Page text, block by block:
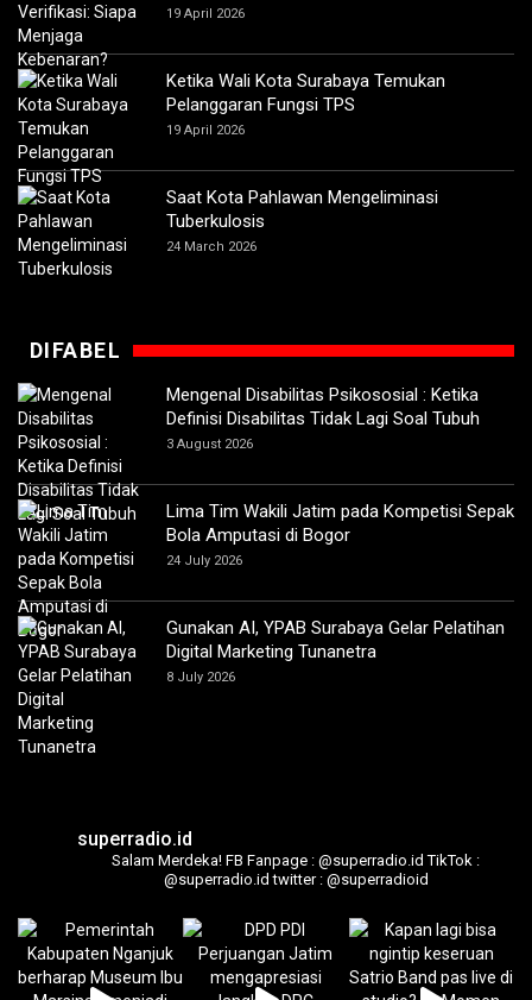
19 April 2026
Ketika Wali Kota Surabaya Temukan
Pelanggaran Fungsi TPS
19 April 2026
Saat Kota Pahlawan Mengeliminasi
Tuberkulosis
24 March 2026
DIFABEL
Mengenal Disabilitas Psikososial : Ketika
Definisi Disabilitas Tidak Lagi Soal Tubuh
3 August 2026
Lima Tim Wakili Jatim pada Kompetisi Sepak
Bola Amputasi di Bogor
24 July 2026
Gunakan AI, YPAB Surabaya Gelar Pelatihan
Digital Marketing Tunanetra
8 July 2026
superradio.id
Salam Merdeka! FB Fanpage : @superradio.id TikTok :
@superradio.id twitter : @superradioid